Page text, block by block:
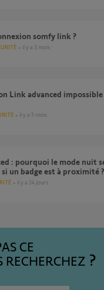
somfy link ?
il y a 3 mois
il y a 5 mois
un badge est à proximité ?
il y a 24 jours
CE
RECHERCHEZ